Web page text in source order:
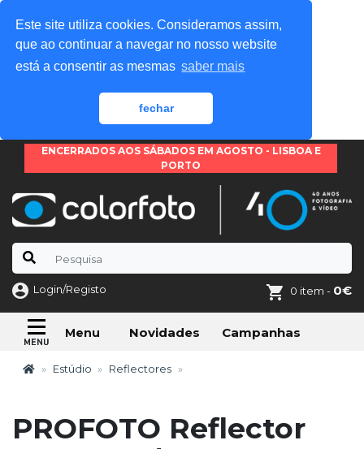
Este site utiliza cookies. Consideramos assim,
que ao continuar a navegar no nosso website
está a consentir as mesmas saber mais
fechar
ENCERRADOS AOS SÁBADOS EM AGOSTO - LISBOA E
PORTO
Login/Registo 0 item - 0€
Menu Novidades Campanhas
Estúdio Reflectores
PROFOTO Reflector